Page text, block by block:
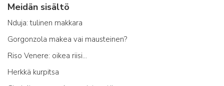
Meidän sisältö
Nduja: tulinen makkara
Gorgonzola makea vai mausteinen?
Riso Venere: oikea riisi...
Herkkä kurpitsa